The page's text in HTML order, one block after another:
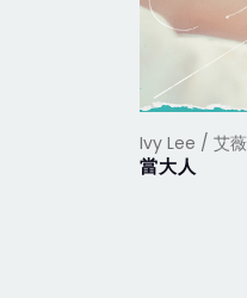
Ivy Lee / 艾薇
當大人